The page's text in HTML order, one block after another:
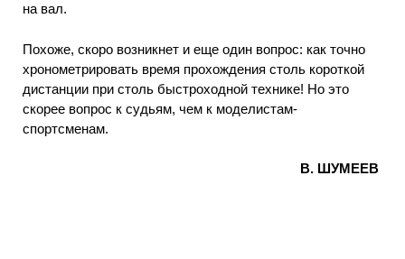
на вал.
Похоже, скоро возникнет и еще один вопрос: как точно
хронометрировать время прохождения столь короткой
дистанции при столь быстроходной технике! Но это
скорее вопрос к судьям, чем к моделистам-
спортсменам.
В. ШУМЕЕВ